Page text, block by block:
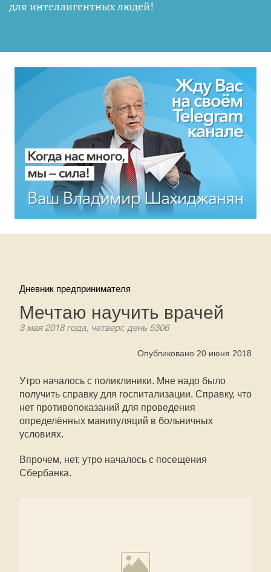
для интеллигентных людей!
Дневник предпринимателя
Мечтаю научить врачей
3 мая 2018 года, четверг, день 5306
Опубликовано 20 июня 2018
Утро началось с поликлиники. Мне надо было
получить справку для госпитализации. Справку, что
нет противопоказаний для проведения
определённых манипуляций в больничных
условиях.
Впрочем, нет, утро началось с посещения
Сбербанка.